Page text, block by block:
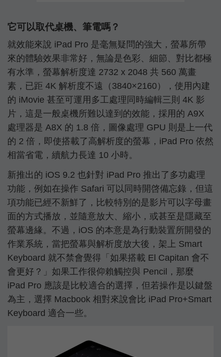
它可以取代桌機、筆電嗎？
就效能來說 iPad Pro 是毫無疑問的強大，螢幕所帶
來的體驗效果非常好，無論是色彩、細節、對比都極
有水準，螢幕解析度達 2732 x 2048 共 560 萬畫
素，已距 4K 解析度不遠（3840×2160），使用內建
的 iMovie 甚至可運用多工處理同時編輯三則 4K 影
片，這是一般桌機所難以達到的效能，採用的 A9X
處理器是 A8X 的 1.8 倍，圖像處理 GPU 則是上一代
的 2 倍，即使搭載了高解析度的螢幕，iPad Pro 依然
相當省電，續航力長達 10 小時。
新推出的 iOS 9.2 也針對 iPad Pro 推出了多功處理
功能，例如在操作 Safari 可以同時開啓備忘錄，但這
項功能已經不新鮮了，比較特別的是影片可以字母畫
面的方式播放，並隨意放大、縮小，或甚至是隱藏至
螢幕邊緣。不過，iOS 的本意是為行動裝置所開發的
作業系統，當把螢幕與解析度放大後，架上 Smart
Keyboard 就不禁會覺得「如果搭載 El Capitan 會不
會更好？」如果工作很仰賴觸控與 Pencil，那麼
iPad Pro 應該是比較適合的選擇，但若操作是以鍵盤
為主，選擇 Macbook 相對來說會比 iPad Pro+Smart
Keyboard 適合一些。